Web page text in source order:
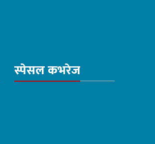
स्पेसल कभरेज